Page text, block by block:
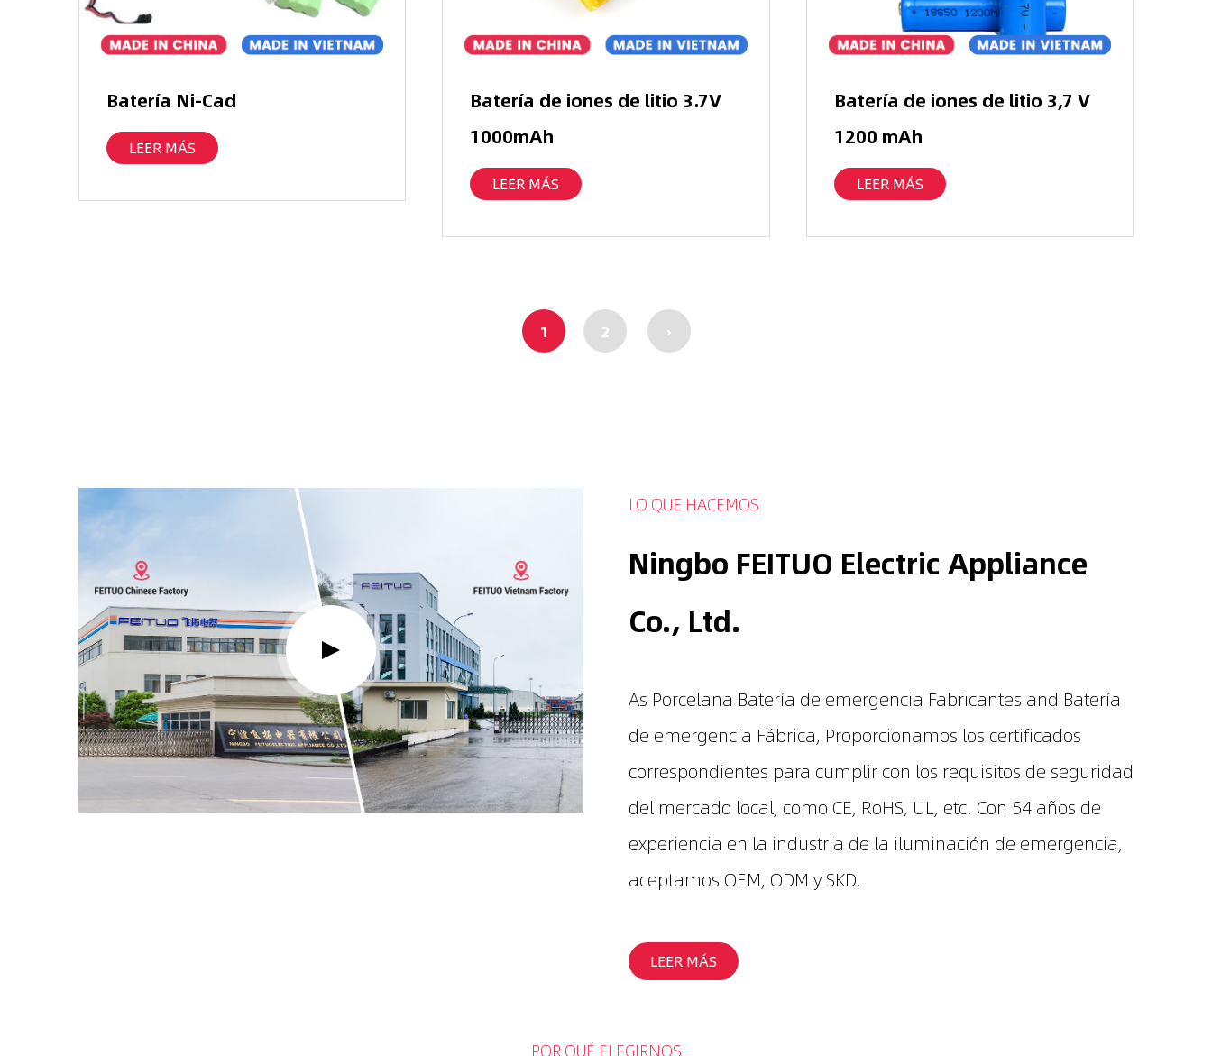
Batería Ni-Cad
LEER MÁS
Batería de iones de litio 3.7V
1000mAh
LEER MÁS
Batería de iones de litio 3,7 V
1200 mAh
LEER MÁS
1 2 ›
LO QUE HACEMOS
Ningbo FEITUO Electric Appliance
Co., Ltd.
As Porcelana Batería de emergencia Fabricantes and Batería
de emergencia Fábrica, Proporcionamos los certificados
correspondientes para cumplir con los requisitos de seguridad
del mercado local, como CE, RoHS, UL, etc. Con 54 años de
experiencia en la industria de la iluminación de emergencia,
aceptamos OEM, ODM y SKD.
LEER MÁS
POR QUÉ ELEGIRNOS